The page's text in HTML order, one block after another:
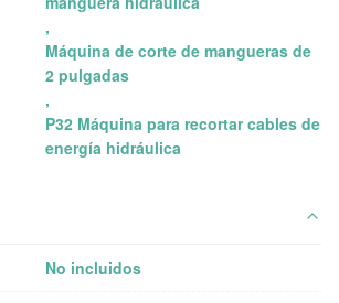
,
Máquina de corte de mangueras de
2 pulgadas
,
P32 Máquina para recortar cables de
energía hidráulica
No incluidos